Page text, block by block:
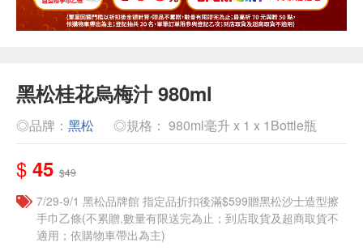
黑松桂花烏梅汁 980ml
◎品牌： 黑松 ◎規格： 980ml毫升 x 1 x 1Bottle瓶
$ 45 $49
7/29-9/1 黑松品牌館 指定品折扣後滿$599贈黑松沙士造型擦
手巾乙條(不累贈,數量有限送完為止；到店取貨及超商取貨不
適用；依購物車帶出為主)